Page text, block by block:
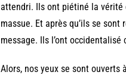
attendri. Ils ont piétiné la vérité
massue. Et après qu’ils se
message. Ils l’ont
Alors, nos yeux se sont ouverts